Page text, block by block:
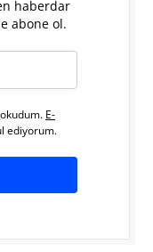
haberdar
abone ol.
E-
ediyorum.